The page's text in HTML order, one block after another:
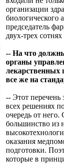
организации
биологического
председатель
двух-трех
-- На что
органы
лекарственных
все же на
-- Этот
всех решениях
очередь от него.
большинство из
оказания
подготовки.
которые в